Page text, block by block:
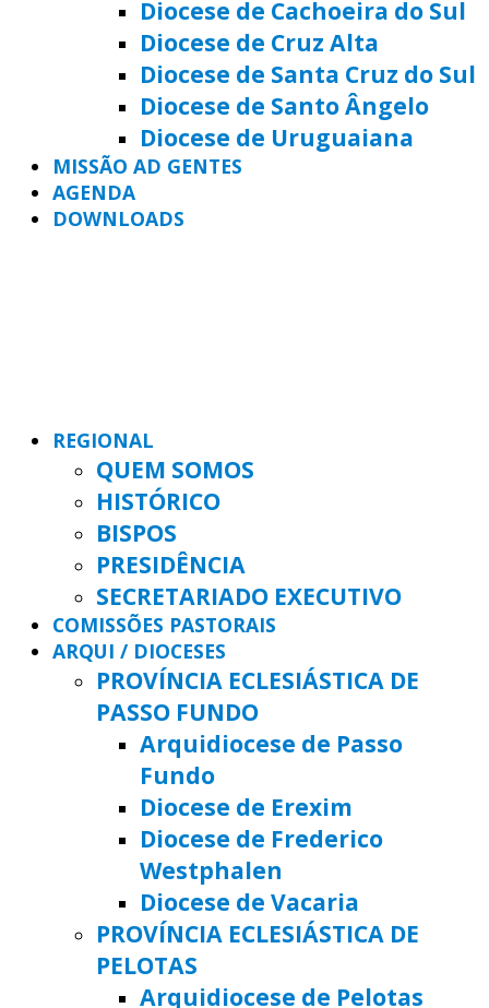
Diocese de Cachoeira do Sul
Diocese de Cruz Alta
Diocese de Santa Cruz do Sul
Diocese de Santo Ângelo
Diocese de Uruguaiana
MISSÃO AD GENTES
AGENDA
DOWNLOADS
REGIONAL
QUEM SOMOS
HISTÓRICO
BISPOS
PRESIDÊNCIA
SECRETARIADO EXECUTIVO
COMISSÕES PASTORAIS
ARQUI / DIOCESES
PROVÍNCIA ECLESIÁSTICA DE
PASSO FUNDO
Arquidiocese de Passo
Fundo
Diocese de Erexim
Diocese de Frederico
Westphalen
Diocese de Vacaria
PROVÍNCIA ECLESIÁSTICA DE
PELOTAS
Arquidiocese de Pelotas